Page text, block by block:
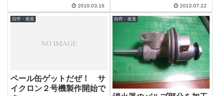
2010.03.16
よいのでしょうが、自作でそれも
面白くない...
2013.07.22
自作・改造
ペール缶ゲットだぜ！ サ
イクロン２号機製作開始で
自作・改造